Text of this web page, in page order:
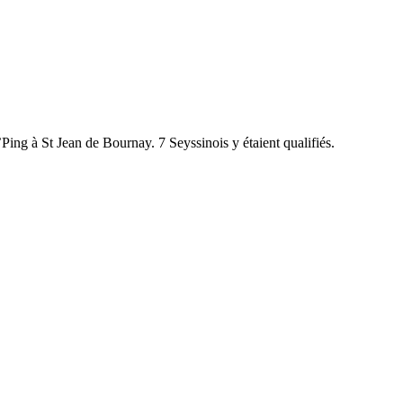
à St Jean de Bournay. 7 Seyssinois y étaient qualifiés.